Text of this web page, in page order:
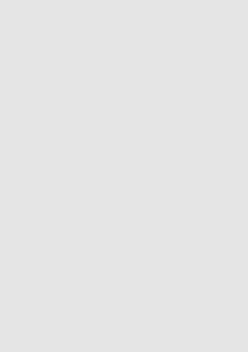
wichtig ist ihnen das